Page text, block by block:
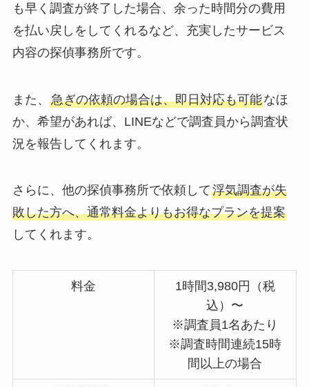
も早く調査が終了した場合、余った時間分の費用
を払い戻しをしてくれるなど、充実したサービス
内容の探偵事務所です。
また、 急ぎの依頼の場合は、即日対応も可能なほ
か、希望があれば、LINEなどで調査員から調査状
況を報告してくれます。
さらに、他の探偵事務所で依頼して浮気調査が失
敗した方へ、通常料金よりもお得なプランを提案
してくれます。
料金
1時間3,980円（税
込）〜
※調査員1名あたり
※調査時間連続15時
間以上の場合